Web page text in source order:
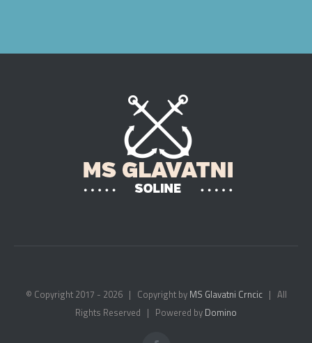
© Copyright 2017 - 2026 | Copyright by MS Glavatni Crncic| All
Rights Reserved | Powered by Domino